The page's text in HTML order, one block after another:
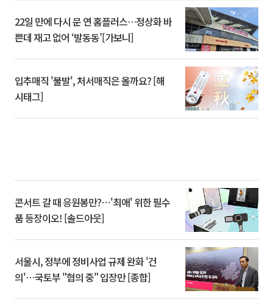
22일 만에 다시 문 연 홈플러스…정상화 바
쁜데 재고 없어 ‘발동동’[가보니]
입추매직 '불발', 처서매직은 올까요? [해
시태그]
콘서트 갈 때 응원봉만?⋯'최애' 위한 필수
품 등장이오! [솔드아웃]
서울시, 정부에 정비사업 규제 완화 '건
의'⋯국토부 "협의 중" 입장만 [종합]